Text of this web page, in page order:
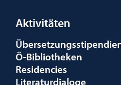
Aktivitäten
Ö-Bibliotheken
Residencies
Literaturdialoge